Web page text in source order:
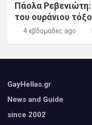
Πάολα Ρεβενιώτη:
του ουράνιου
4 εβδομάδες ago
GayHellas.gr
News and Guide
since 2002